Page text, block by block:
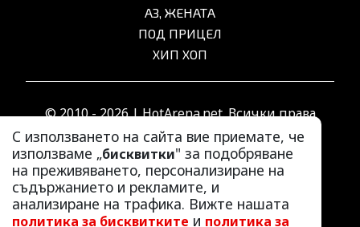
С използването на сайта вие приемате, че
използваме „бисквитки" за подобряване
на преживяването, персонализиране на
съдържанието и рекламите, и
анализиране на трафика. Вижте нашата
политика за бисквитките и политика за
АЗ, ЖЕНАТА
ПОД ПРИЦЕЛ
ХИП ХОП
© 2010 - 2026 | HotArena.net. Всички права
запазени.
РЕКЛАМА
КОНТАКТИ
ОБЩИ УСЛОВИЯ